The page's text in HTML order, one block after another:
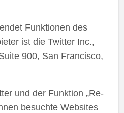
Funktionen des
ist die Twitter Inc.,
900, San Francisco,
und der Funktion „Re-
besuchte Websites